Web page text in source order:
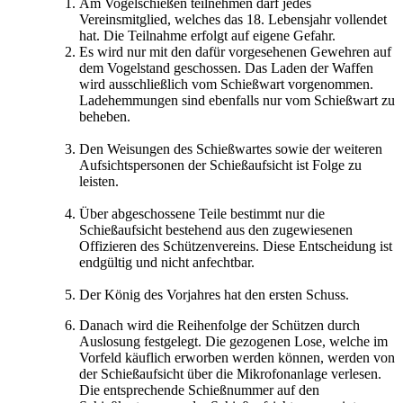
Vereinsmitglied, welches das 18. Lebensjahr vollendet
hat. Die Teilnahme erfolgt auf eigene Gefahr.
Es wird nur mit den dafür vorgesehenen Gewehren auf
dem Vogelstand geschossen. Das Laden der Waffen
wird ausschließlich vom Schießwart vorgenommen.
Ladehemmungen sind ebenfalls nur vom Schießwart zu
beheben.
Den Weisungen des Schießwartes sowie der weiteren
Aufsichtspersonen der Schießaufsicht ist Folge zu
leisten.
Über abgeschossene Teile bestimmt nur die
Schießaufsicht bestehend aus den zugewiesenen
Offizieren des Schützenvereins. Diese Entscheidung ist
endgültig und nicht anfechtbar.
Der König des Vorjahres hat den ersten Schuss.
Danach wird die Reihenfolge der Schützen durch
Auslosung festgelegt. Die gezogenen Lose, welche im
Vorfeld käuflich erworben werden können, werden von
der Schießaufsicht über die Mikrofonanlage verlesen.
Die entsprechende Schießnummer auf den